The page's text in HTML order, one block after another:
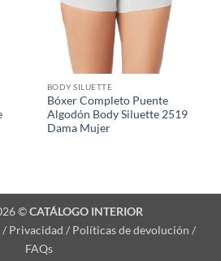
BODY SILUETTE
Bóxer Completo Puente
Algodón Body Siluette 2519
Dama Mujer
©CATÁLOGO INTERIOR
Privacidad / Políticas de devolución /
FAQs